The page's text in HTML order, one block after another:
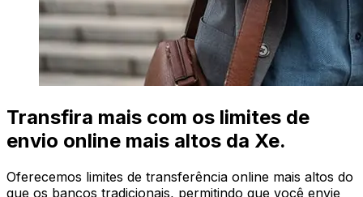
Transfira mais com os limites de
envio online mais altos da Xe.
Oferecemos limites de transferência online mais altos do
que os bancos tradicionais, permitindo que você envie